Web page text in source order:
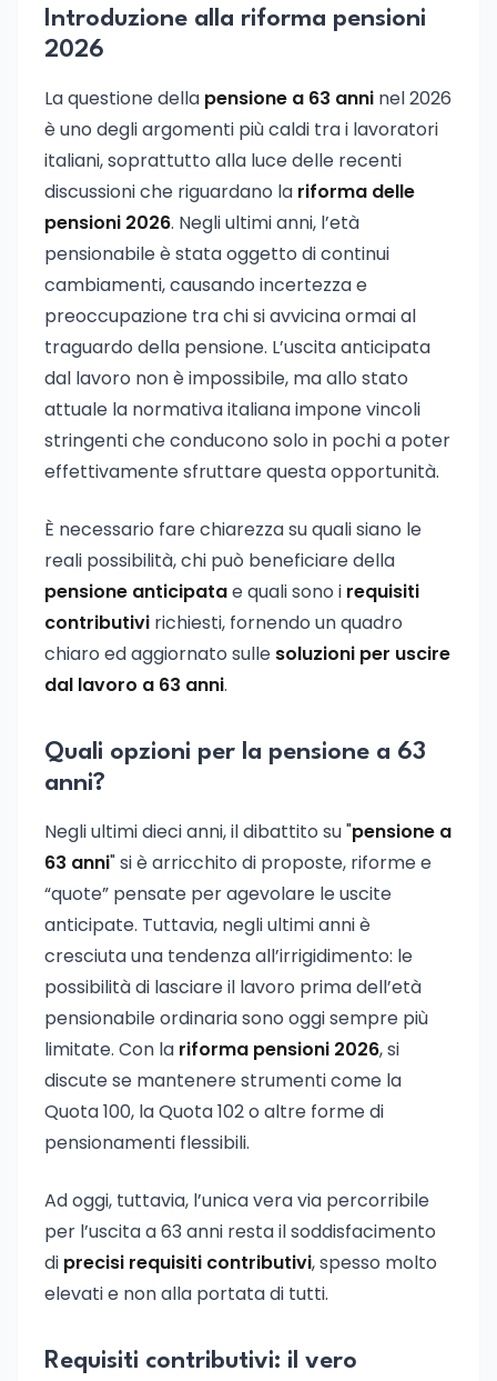
Introduzione alla riforma pensioni
2026
La questione della pensione a 63 anni nel 2026
è uno degli argomenti più caldi tra i lavoratori
italiani, soprattutto alla luce delle recenti
discussioni che riguardano la riforma delle
pensioni 2026. Negli ultimi anni, l’età
pensionabile è stata oggetto di continui
cambiamenti, causando incertezza e
preoccupazione tra chi si avvicina ormai al
traguardo della pensione. L’uscita anticipata
dal lavoro non è impossibile, ma allo stato
attuale la normativa italiana impone vincoli
stringenti che conducono solo in pochi a poter
effettivamente sfruttare questa opportunità.
È necessario fare chiarezza su quali siano le
reali possibilità, chi può beneficiare della
pensione anticipatae quali sono i requisiti
contributivi richiesti, fornendo un quadro
chiaro ed aggiornato sulle soluzioni per uscire
dal lavoro a 63 anni.
Quali opzioni per la pensione a 63
anni?
Negli ultimi dieci anni, il dibattito su "pensione a
63 anni" si è arricchito di proposte, riforme e
“quote” pensate per agevolare le uscite
anticipate. Tuttavia, negli ultimi anni è
cresciuta una tendenza all’irrigidimento: le
possibilità di lasciare il lavoro prima dell’età
pensionabile ordinaria sono oggi sempre più
limitate. Con la riforma pensioni 2026, si
discute se mantenere strumenti come la
Quota 100, la Quota 102 o altre forme di
pensionamenti flessibili.
Ad oggi, tuttavia, l’unica vera via percorribile
per l’uscita a 63 anni resta il soddisfacimento
di precisi requisiti contributivi, spesso molto
elevati e non alla portata di tutti.
Requisiti contributivi: il vero